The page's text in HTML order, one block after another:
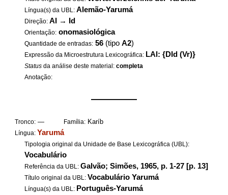
Língua(s) da UBL:Alemão-Yarumá
Direção:Al → Id
Orientação: onomasiológica
Quantidade de entradas: 56 (tipoA2)
Expressão da Microestrutura Lexicográfica: LAl: {DId (Vr)}
Status da análise deste material:completa
Anotação:
——————
Tronco: — Família: Karíb
Língua: Yarumá
Tipologia original da Unidade de Base Lexicográfica (UBL):
Vocabulário
Referência da UBL:Galvão; Simões, 1965, p. 1-27 [p. 13]
Título original da UBL: Vocabulário Yarumá
Língua(s) da UBL: Português-Yarumá